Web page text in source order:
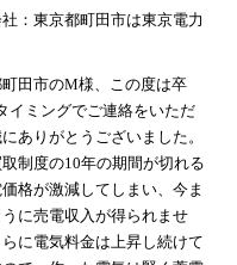
：東京都町田市は東京電力
田市のM様、この度は卒
イミングでご連絡をいただ
ありがとうございました。
制度の10年の期間が切れる
価格が激減してしまい、今ま
に売電収入が得られませ
らに電気料金は上昇し続けて